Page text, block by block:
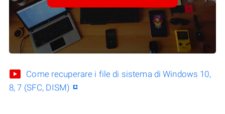
Come recuperare i file di sistema di Windows 10,
8, 7 (SFC, DISM)